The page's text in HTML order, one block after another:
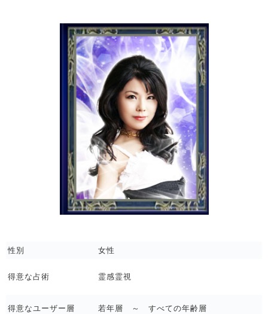
性別 女性
得意な占術 霊感霊視
得意なユーザー層 若年層 ～ すべての年齢層